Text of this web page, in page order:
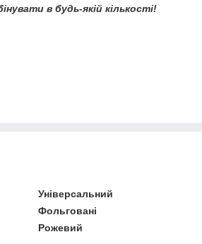
в будь-якій кількості!
Універсальний
Фольговані
Рожевий